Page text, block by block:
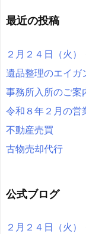
最近の投稿
２月２４日（火
遺品整理のエイガ
事務所入所のご案
令和８年２月の営
不動産売買
古物売却代行
公式ブログ
２月２４日（火